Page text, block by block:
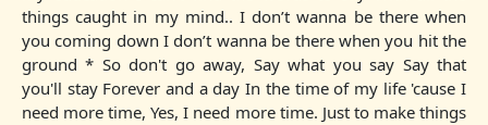
things caught in my mind.. I don’t wanna be there when
you coming down I don’t wanna be there when you hit the
ground * So don't go away, Say what you say Say that
you'll stay Forever and a day In the time of my life 'cause I
need more time, Yes, I need more time. Just to make things